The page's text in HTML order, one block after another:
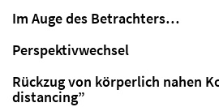
Im Auge des Betrachters…
Perspektivwechsel
Rückzug von körperlich nahen
distancing”